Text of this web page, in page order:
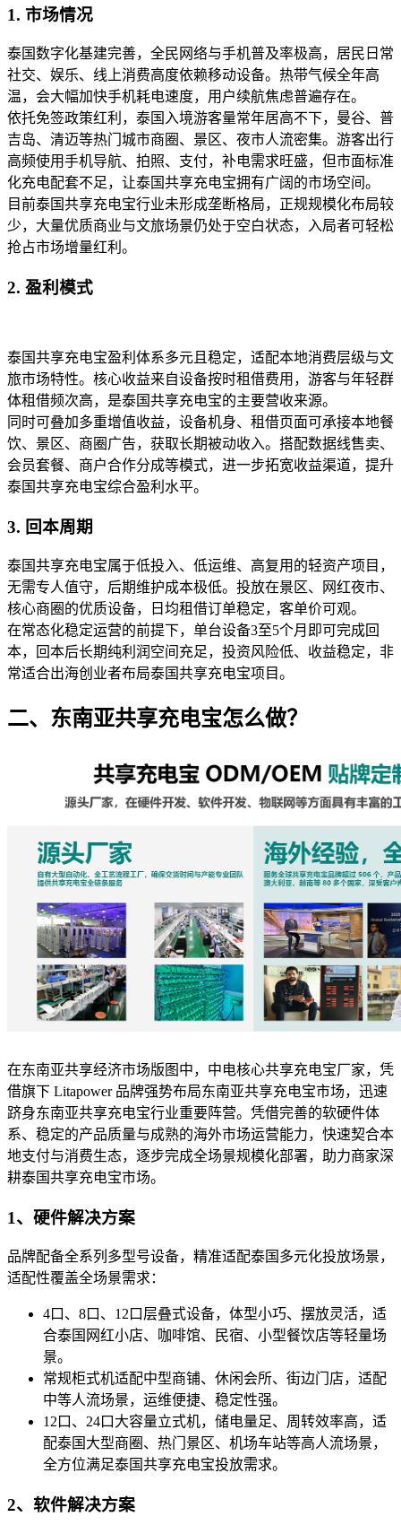
1. 市场情况
泰国数字化基建完善，全民网络与手机普及率极高，居民日常
社交、娱乐、线上消费高度依赖移动设备。热带气候全年高
温，会大幅加快手机耗电速度，用户续航焦虑普遍存在。
依托免签政策红利，泰国入境游客量常年居高不下，曼谷、普
吉岛、清迈等热门城市商圈、景区、夜市人流密集。游客出行
高频使用手机导航、拍照、支付，补电需求旺盛，但市面标准
化充电配套不足，让泰国共享充电宝拥有广阔的市场空间。
目前泰国共享充电宝行业未形成垄断格局，正规规模化布局较
少，大量优质商业与文旅场景仍处于空白状态，入局者可轻松
抢占市场增量红利。
2. 盈利模式
泰国共享充电宝盈利体系多元且稳定，适配本地消费层级与文
旅市场特性。核心收益来自设备按时租借费用，游客与年轻群
体租借频次高，是泰国共享充电宝的主要营收来源。
同时可叠加多重增值收益，设备机身、租借页面可承接本地餐
饮、景区、商圈广告，获取长期被动收入。搭配数据线售卖、
会员套餐、商户合作分成等模式，进一步拓宽收益渠道，提升
泰国共享充电宝综合盈利水平。
3. 回本周期
泰国共享充电宝属于低投入、低运维、高复用的轻资产项目，
无需专人值守，后期维护成本极低。投放在景区、网红夜市、
核心商圈的优质设备，日均租借订单稳定，客单价可观。
在常态化稳定运营的前提下，单台设备3至5个月即可完成回
本，回本后长期纯利润空间充足，投资风险低、收益稳定，非
常适合出海创业者布局泰国共享充电宝项目。
二、东南亚共享充电宝怎么做？
在东南亚共享经济市场版图中，中电核心共享充电宝厂家，凭
借旗下 Litapower 品牌强势布局东南亚共享充电宝市场，迅速
跻身东南亚共享充电宝行业重要阵营。凭借完善的软硬件体
系、稳定的产品质量与成熟的海外市场运营能力，快速契合本
地支付与消费生态，逐步完成全场景规模化部署，助力商家深
耕泰国共享充电宝市场。
1、硬件解决方案
品牌配备全系列多型号设备，精准适配泰国多元化投放场景，
适配性覆盖全场景需求：
4口、8口、12口层叠式设备，体型小巧、摆放灵活，适
合泰国网红小店、咖啡馆、民宿、小型餐饮店等轻量场
景。
常规柜式机适配中型商铺、休闲会所、街边门店，适配
中等人流场景，运维便捷、稳定性强。
12口、24口大容量立式机，储电量足、周转效率高，适
配泰国大型商圈、热门景区、机场车站等高人流场景，
全方位满足泰国共享充电宝投放需求。
2、软件解决方案